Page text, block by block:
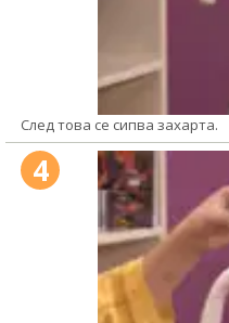
След това се сипва захарта.
4